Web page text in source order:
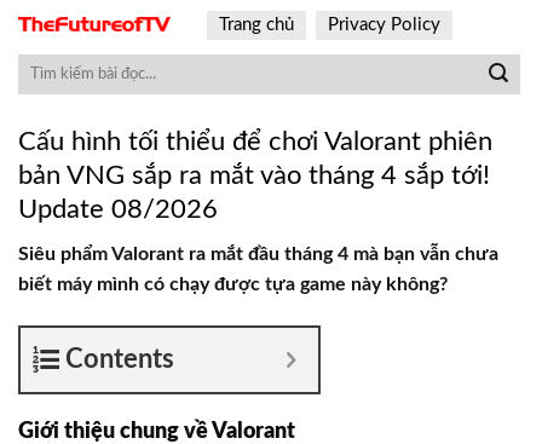
Skip
content
Trang chủ Privacy Policy
Cấu hình tối thiểu để chơi Valorant phiên
bản VNG sắp ra mắt vào tháng 4 sắp tới!
Update 08/2026
Siêu phẩm Valorant ra mắt đầu tháng 4 mà bạn vẫn chưa
biết máy mình có chạy được tựa game này không?
Contents
Giới thiệu chung về Valorant